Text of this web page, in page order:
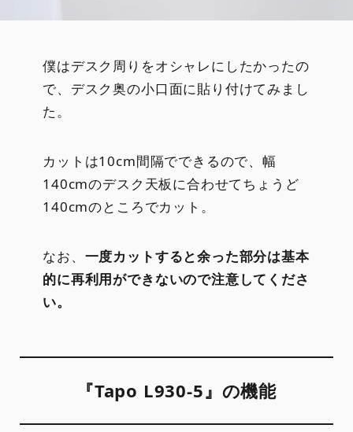
僕はデスク周りをオシャレにしたかったの
で、デスク奥の小口面に貼り付けてみまし
た。
カットは10cm間隔でできるので、幅
140cmのデスク天板に合わせてちょうど
140cmのところでカット。
なお、 一度カットすると余った部分は基本
的に再利用ができないので注意してくださ
い。
『Tapo L930-5』の機能